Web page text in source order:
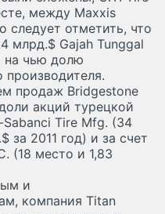
между Maxxis
следует отметить, что
млрд.$ Gajah Tunggal
на чью долю
производителя.
продаж Bridgestone
акций турецкой
Tire Mfg. (34
за 2011 год) и за счет
(18 место и 1,83
и
компания Titan